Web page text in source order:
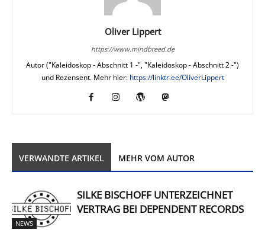
Oliver Lippert
https://www.mindbreed.de
Autor ("Kaleidoskop - Abschnitt 1 -", "Kaleidoskop - Abschnitt 2 -")
und Rezensent. Mehr hier: https://linktr.ee/OliverLippert
VERWANDTE ARTIKEL MEHR VOM AUTOR
NEWS
SILKE BISCHOFF UNTERZEICHNET
VERTRAG BEI DEPENDENT RECORDS